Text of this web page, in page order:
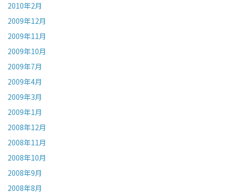
2010年2月
2009年12月
2009年11月
2009年10月
2009年7月
2009年4月
2009年3月
2009年1月
2008年12月
2008年11月
2008年10月
2008年9月
2008年8月